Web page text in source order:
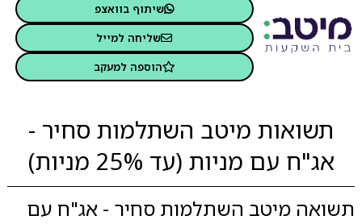
שיתוף בוואצפ
שליחה למייל
הוספה למעקב
תשואות מיטב השתלמות סחיר -
אג"ח עם מניות (עד 25% מניות)
תשואה מיטב השתלמות סחיר - אג"ח עם